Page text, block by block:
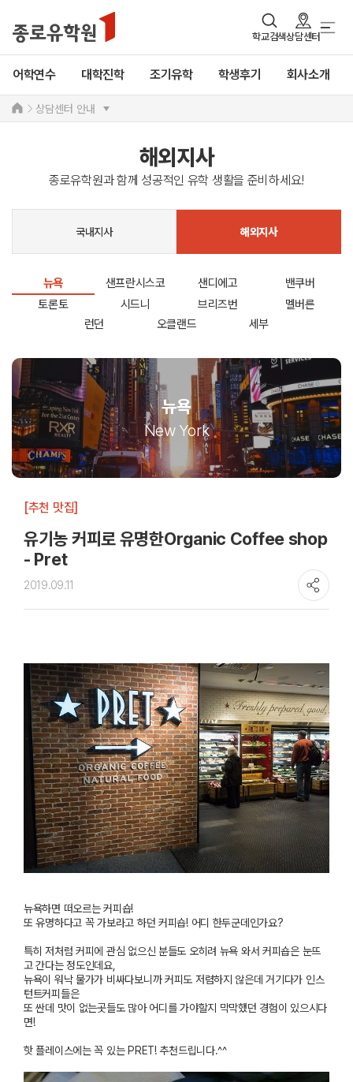
학교검색상담센터
어학연수 대학진학 조기유학 학생후기 회사소개
상담센터 안내
해외지사
종로유학원과 함께 성공적인 유학 생활을 준비하세요!
국내지사 해외지사
뉴욕 샌프란시스코 샌디에고
밴쿠버
토론토
시드니 브리즈번
멜버른
런던
오클랜드 세부
뉴욕
New York
[추천 맛집]
유기농 커피로 유명한Organic Coffee shop
- Pret
2019.09.11
뉴욕하면 떠오르는 커피숍!
또 유명하다고 꼭 가보라고 하던 커피숍! 어디 한두군데인가요?
특히 저처럼 커피에 관심 없으신 분들도 오히려 뉴욕 와서 커피숍은 눈뜨
고 간다는 정도인데요,
뉴욕이 워낙 물가가 비싸다보니까 커피도 저렴하지 않은데 거기다가 인스
턴트커피들은
또 싼데 맛이 없는곳들도 많아 어디를 가야할지 막막했던 경험이 있으시다
면!
핫 플레이스에는 꼭 있는 PRET! 추천드립니다.^^